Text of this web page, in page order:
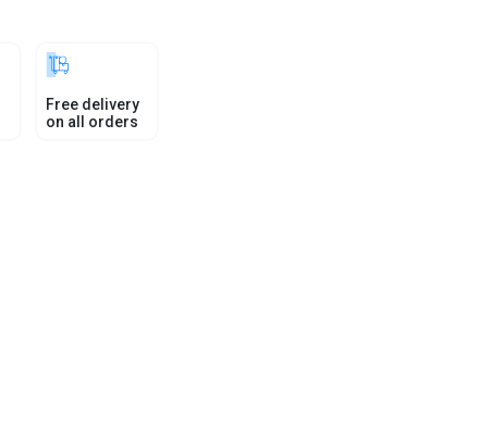
Free delivery
on all orders